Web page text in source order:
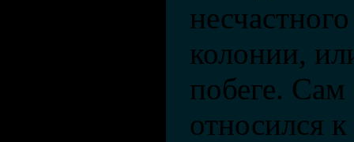
колонии,
побеге.
относился